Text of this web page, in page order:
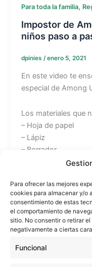
Para ofrecer las mejores
cookies para almacenar y/o
consentimiento de estas
el comportamiento de
sitio. No consentir o retirar
negativamente a ciertas
Funcional
Para toda la familia,
Impostor de
niños paso a
dpinies /enero 5, 2021
En este video te
especial de Among
Los materiales que
– Hoja de papel
– Lápiz
– Borrador
– Rotuladores o
Recuerda que
mi web: https://
Si quieres aprender
vivo y cuando lo
https://youtu.be/